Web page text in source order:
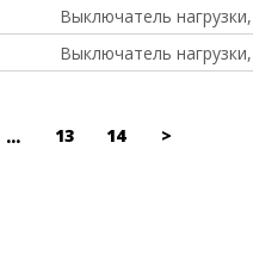
Выключатель
Выключатель
... 13 14 >